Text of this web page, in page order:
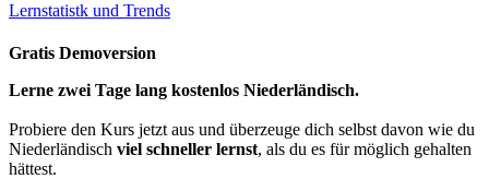
Lernstatistk und Trends
Gratis Demoversion
Lerne zwei Tage lang kostenlos Niederländisch.
Probiere den Kurs jetzt aus und überzeuge dich selbst davon wie du
Niederländisch viel schneller lernst, als du es für möglich gehalten
hättest.